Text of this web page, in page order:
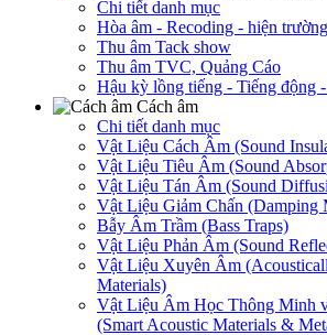
Chi tiết danh mục
Hòa âm - Recoding - hiện trường
Thu âm Tack show
Thu âm TVC, Quảng Cáo
Hậu kỳ lồng tiếng - Tiếng động
Cách âm
Chi tiết danh mục
Vật Liệu Cách Âm (Sound
Vật Liệu Tiêu Âm (Sound
Vật Liệu Tán Âm (Sound
Vật Liệu Giảm Chấn (Damping
Bẫy Âm Trầm (Bass Traps)
Vật Liệu Phản Âm (Sound
Vật Liệu Xuyên Âm
Materials)
Vật Liệu Âm Học Thông Minh
(Smart Acoustic Materials &